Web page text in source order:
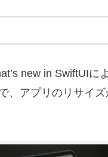
new in SwiftUIに
、アプリのリサイ